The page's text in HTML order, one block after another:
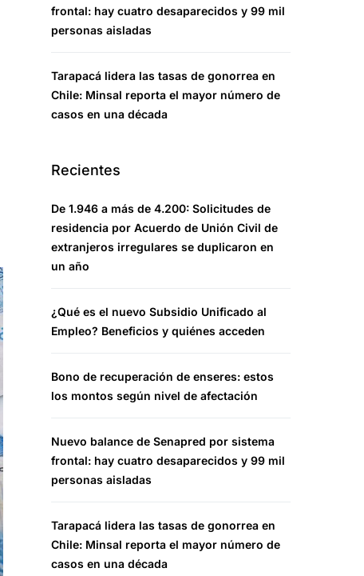
frontal: hay cuatro desaparecidos y 99 mil
personas aisladas
Tarapacá lidera las tasas de gonorrea en
Chile: Minsal reporta el mayor número de
casos en una década
Recientes
De 1.946 a más de 4.200: Solicitudes de
residencia por Acuerdo de Unión Civil de
extranjeros irregulares se duplicaron en
un año
¿Qué es el nuevo Subsidio Unificado al
Empleo? Beneficios y quiénes acceden
Bono de recuperación de enseres: estos
los montos según nivel de afectación
Nuevo balance de Senapred por sistema
frontal: hay cuatro desaparecidos y 99 mil
personas aisladas
Tarapacá lidera las tasas de gonorrea en
Chile: Minsal reporta el mayor número de
casos en una década